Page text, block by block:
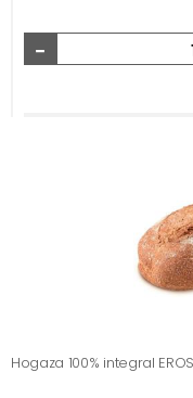
-
Hogaza 100% integral